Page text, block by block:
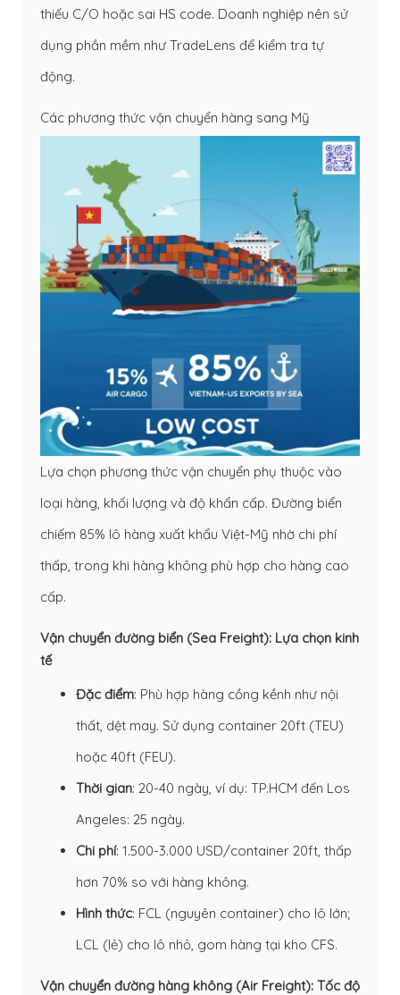
thiếu C/O hoặc sai HS code. Doanh nghiệp nên sử
dụng phần mềm như TradeLens để kiểm tra tự
động.
Các phương thức vận chuyển hàng sang Mỹ
Lựa chọn phương thức vận chuyển phụ thuộc vào
loại hàng, khối lượng và độ khẩn cấp. Đường biển
chiếm 85% lô hàng xuất khẩu Việt-Mỹ nhờ chi phí
thấp, trong khi hàng không phù hợp cho hàng cao
cấp.
Vận chuyển đường biển (Sea Freight): Lựa chọn kinh
tế
Đặc điểm: Phù hợp hàng cồng kềnh như nội
thất, dệt may. Sử dụng container 20ft (TEU)
hoặc 40ft (FEU).
Thời gian: 20-40 ngày, ví dụ: TP.HCM đến Los
Angeles: 25 ngày.
Chi phí: 1.500-3.000 USD/container 20ft, thấp
hơn 70% so với hàng không.
Hình thức: FCL (nguyên container) cho lô lớn;
LCL (lẻ) cho lô nhỏ, gom hàng tại kho CFS.
Vận chuyển đường hàng không (Air Freight): Tốc độ